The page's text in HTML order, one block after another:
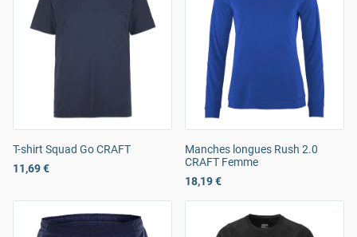
T-shirt Squad Go CRAFT
11,69 €
Manches longues Rush 2.0
CRAFT Femme
18,19 €